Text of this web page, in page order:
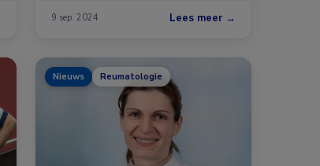
9 sep. 2024 Lees meer →
Nieuws Reumatologie